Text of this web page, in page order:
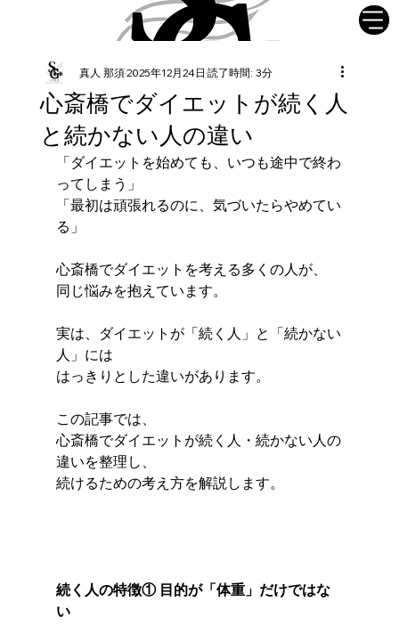
心斎橋でダイエットが続く人
と続かない人の違い
真人 那須2025年12月24日 読了時間: 3分
「ダイエットを始めても、いつも途中で終わ
ってしまう」
「最初は頑張れるのに、気づいたらやめてい
る」
心斎橋でダイエットを考える多くの人が、
同じ悩みを抱えています。
実は、ダイエットが「続く人」と「続かない
人」には
はっきりとした違いがあります。
この記事では、
心斎橋でダイエットが続く人・続かない人の
違いを整理し、
続けるための考え方を解説します。
続く人の特徴① 目的が「体重」だけではな
い